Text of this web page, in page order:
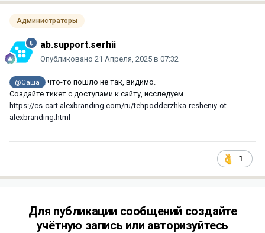
Администраторы
ab.support.serhii
Опубликовано 21 Апреля, 2025 в 07:32
@Саша
что-то пошло не так, видимо.
Создайте тикет с доступами к сайту, исследуем.
https://cs-cart.alexbranding.com/ru/tehpodderzhka-resheniy-ot-
alexbranding.html
1
Для публикации сообщений создайте
учётную запись или авторизуйтесь